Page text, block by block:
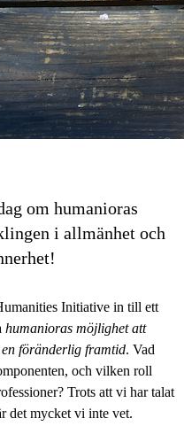
om humanioras
i allmänhet och
Initiative in till ett
humanioras möjlighet att
föränderlig framtid. Vad
och vilken roll
Trots att vi har talat
det mycket vi inte vet.